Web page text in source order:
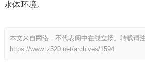
水体环境。
本文来自网络，不代表阆中在线立场。转载请
https://www.lz520.net/archives/1594